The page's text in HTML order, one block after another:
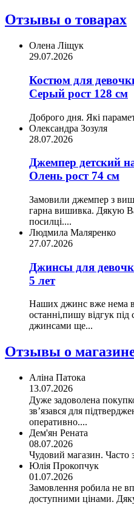
Отзывы о товарах
Олена Ліщук
29.07.2026
Костюм для
Серый рост 128 см
Доброго дня. Які
Олександра Зозуля
28.07.2026
Джемпер детский
Олень рост 74 см
Замовили джемпер з
гарна вишивка. Дякую
посилці....
Людмила Маляренко
27.07.2026
Джинсы для
5 лет
Наших джинс вже нема в
останні,пишу відгук
джинсами ще...
Отзывы о
Аліна Патока
13.07.2026
Дуже задоволена
зв’язався для
оперативно....
Дем'ян Рената
08.07.2026
Чудовий магазин. Часто
Юлія Прокопчук
01.07.2026
Замовлення робила не
доступними цінами.